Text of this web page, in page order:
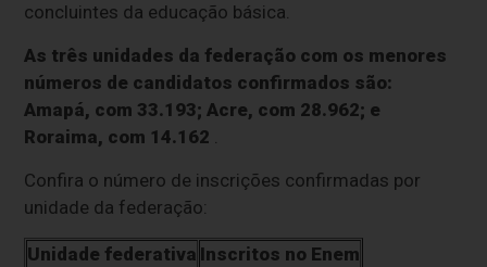
concluintes da educação básica.
As três unidades da federação com os menores
números de candidatos confirmados são:
Amapá, com 33.193; Acre, com 28.962; e
Roraima, com 14.162 .
Confira o número de inscrições confirmadas por
unidade da federação:
Unidade federativa Inscritos no Enem